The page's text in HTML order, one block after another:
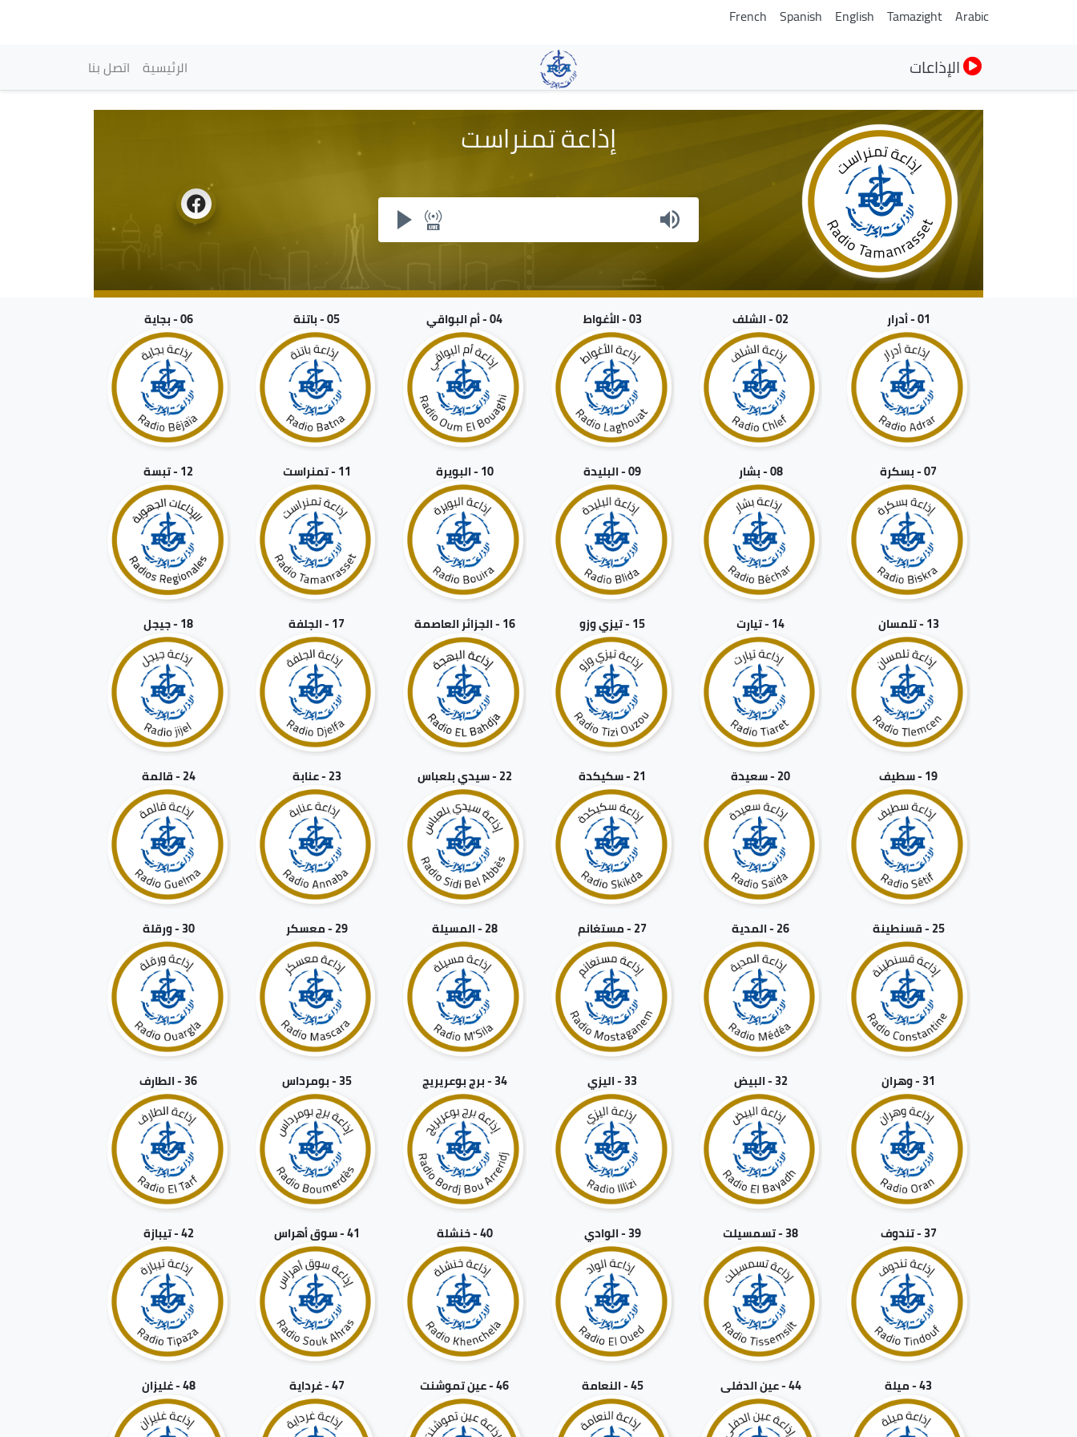
Arabic
Tamazight
English
Spanish
French
الإذاعات principale
الرئيسية اتصل بنا
إذاعة تمنراست
01 - أدرار 02 - الشلف 03 - الأغواط 04 - أم البواقي 05 - باتنة 06 - بجاية
07 - بسكرة 08 - بشار 09 - البليدة 10 - البويرة 11 - تمنراست 12 - تبسة
13 - تلمسان 14 - تيارت 15 - تيزي وزو 16 - الجزائر العاصمة 17 - الجلفة 18 - جيجل
19 - سطيف 20 - سعيدة 21 - سكيكدة 22 - سيدي بلعباس 23 - عنابة 24 - قالمة
25 - قسنطينة 26 - المدية 27 - مستغانم 28 - المسيلة 29 - معسكر 30 - ورقلة
31 - وهران 32 - البيض 33 - اليزي 34 - برج بوعريريج 35 - بومرداس 36 - الطارف
37 - تندوف 38 - تسمسيلت 39 - الوادي 40 - خنشلة 41 - سوق أهراس 42 - تيبازة
43 - ميلة 44 - عين الدفلى 45 - النعامة 46 - عين تموشنت 47 - غرداية 48 - غليزان